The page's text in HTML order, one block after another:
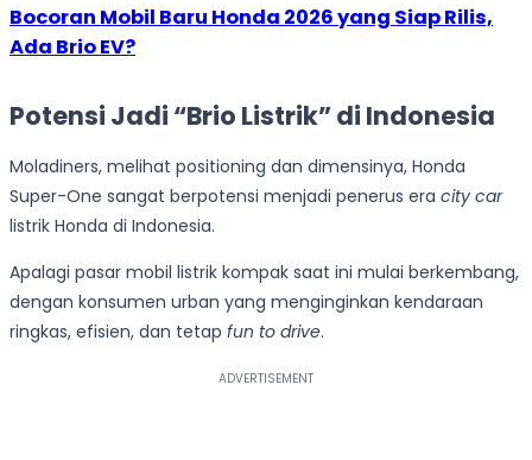
Bocoran Mobil Baru Honda 2026 yang Siap Rilis,
Ada Brio EV?
Potensi Jadi “Brio Listrik” di Indonesia
Moladiners, melihat positioning dan dimensinya, Honda
Super-One sangat berpotensi menjadi penerus era city car
listrik Honda di Indonesia.
Apalagi pasar mobil listrik kompak saat ini mulai berkembang,
dengan konsumen urban yang menginginkan kendaraan
ringkas, efisien, dan tetap fun to drive.